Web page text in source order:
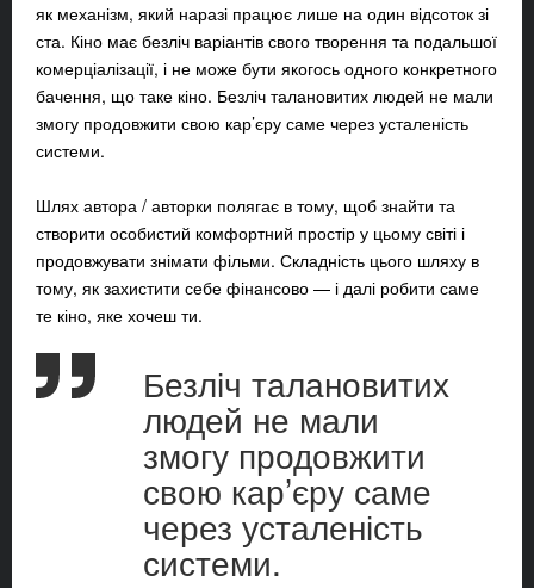
як механізм, який наразі працює лише на один відсоток зі
ста. Кіно має безліч варіантів свого творення та подальшої
комерціалізації, і не може бути якогось одного конкретного
бачення, що таке кіно. Безліч талановитих людей не мали
змогу продовжити свою кар’єру саме через усталеність
системи.
Шлях автора / авторки полягає в тому, щоб знайти та
створити особистий комфортний простір у цьому світі і
продовжувати знімати фільми. Складність цього шляху в
тому, як захистити себе фінансово — і далі робити саме
те кіно, яке хочеш ти.
Безліч талановитих
людей не мали
змогу продовжити
свою кар’єру саме
через усталеність
системи.